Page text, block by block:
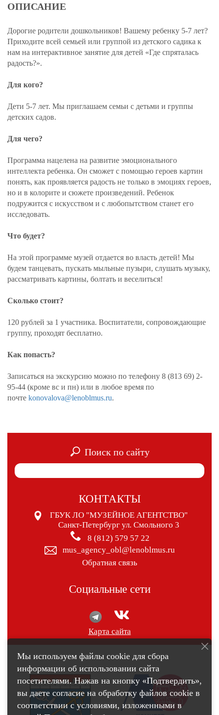
ОПИСАНИЕ
Дорогие родители дошкольников! Вашему ребенку 5-7 лет?
Приходите всей семьей или группой из детского садика к
нам на интерактивное занятие для детей «Где спряталась
радость?».
Для кого?
Дети 5-7 лет. Мы приглашаем семьи с детьми и группы
детских садов.
Для чего?
Программа нацелена на развитие эмоционального
интеллекта ребенка. Он сможет с помощью героев картин
понять, как проявляется радость не только в эмоциях героев,
но и в колорите и сюжете произведений. Ребенок
подружится с искусством и с любопытством станет его
исследовать.
Что будет?
На этой программе музей отдается во власть детей! Мы
будем танцевать, пускать мыльные пузыри, слушать музыку,
рассматривать картины, болтать и веселиться!
Сколько стоит?
120 рублей за 1 участника. Воспитатели, сопровождающие
группу, проходят бесплатно.
Как попасть?
Записаться на экскурсию можно по телефону 8 (813 69) 2-
95-44 (кроме вс и пн) или в любое время по
почте konovalova@lenoblmus.ru.
Поиск по сайту
КОНТАКТЫ
ГБУК ЛО "МУЗЕЙНОЕ АГЕНТСТВО"
Санкт-Петербург ул. Смольного 3
8 (812) 579 57 22
mus_agency_obl@lenoblmus.ru
Обратная связь
Социальные сети
Карта сайта
Мы используем файлы cookie для сбора
информации об использовании сайта
посетителями. Нажав на кнопку «Подтвердить»,
вы даете согласие на обработку файлов cookie в
соответствии с условиями, изложенными в